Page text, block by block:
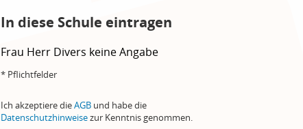
In diese Schule eintragen
Frau Herr Divers keine Angabe
* Pflichtfelder
Ich akzeptiere dieAGB und habe die
Datenschutzhinweisezur Kenntnis genommen.